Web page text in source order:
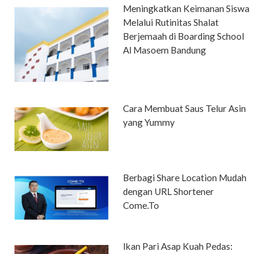
Meningkatkan Keimanan Siswa
Melalui Rutinitas Shalat
Berjemaah di Boarding School
Al Masoem Bandung
Cara Membuat Saus Telur Asin
yang Yummy
Berbagi Share Location Mudah
dengan URL Shortener
Come.To
Ikan Pari Asap Kuah Pedas: